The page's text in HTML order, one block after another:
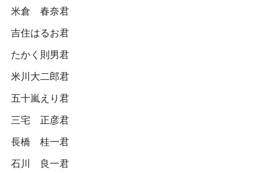
米倉 春奈君
吉住はるお君
たかく則男君
米川大二郎君
五十嵐えり君
三宅 正彦君
長橋 桂一君
石川 良一君